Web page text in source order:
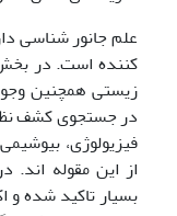
علم جانور شناسی
کننده است. در
زیستی همچنین
در جستجوی کشف
فیزیولوژی،
از این مقوله
بسیار تاکید شده